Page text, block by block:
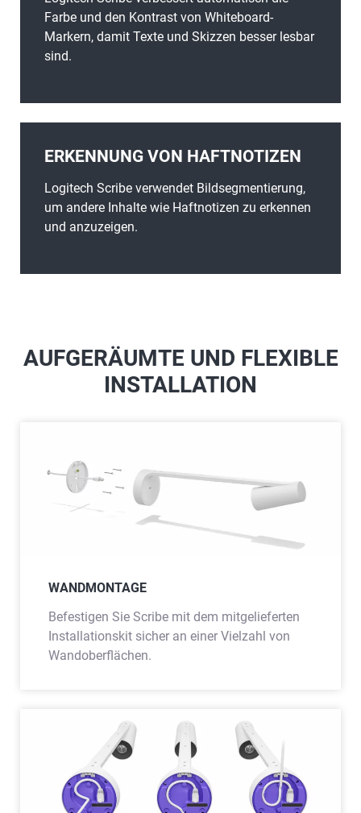
Farbe und den Kontrast von Whiteboard-
Markern, damit Texte und Skizzen besser lesbar
sind.
ERKENNUNG VON HAFTNOTIZEN
Logitech Scribe verwendet Bildsegmentierung,
um andere Inhalte wie Haftnotizen zu erkennen
und anzuzeigen.
AUFGERÄUMTE UND FLEXIBLE
INSTALLATION
WANDMONTAGE
Befestigen Sie Scribe mit dem mitgelieferten
Installationskit sicher an einer Vielzahl von
Wandoberflächen.